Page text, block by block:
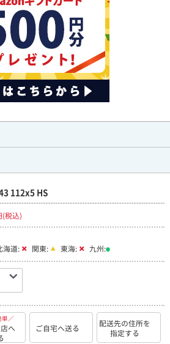
112x5 HS
(税込)
海道: 関東: 東海: 九州:
／
へ
ご自宅へ送る
配送先の住所を
指定する